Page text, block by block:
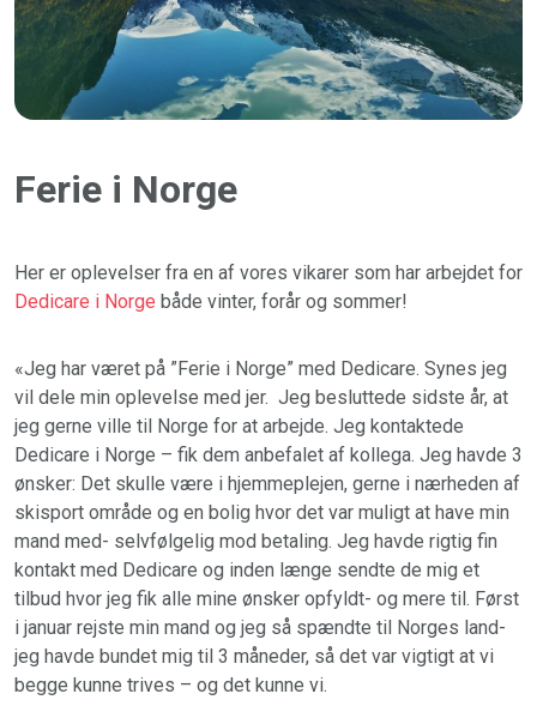
Ferie i Norge
Her er oplevelser fra en af vores vikarer som har arbejdet for
Dedicare i Norge både vinter, forår og sommer!
«Jeg har været på ”Ferie i Norge” med Dedicare. Synes jeg
vil dele min oplevelse med jer. Jeg besluttede sidste år, at
jeg gerne ville til Norge for at arbejde. Jeg kontaktede
Dedicare i Norge – fik dem anbefalet af kollega. Jeg havde 3
ønsker: Det skulle være i hjemmeplejen, gerne i nærheden af
skisport område og en bolig hvor det var muligt at have min
mand med- selvfølgelig mod betaling. Jeg havde rigtig fin
kontakt med Dedicare og inden længe sendte de mig et
tilbud hvor jeg fik alle mine ønsker opfyldt- og mere til. Først
i januar rejste min mand og jeg så spændte til Norges land-
jeg havde bundet mig til 3 måneder, så det var vigtigt at vi
begge kunne trives – og det kunne vi.